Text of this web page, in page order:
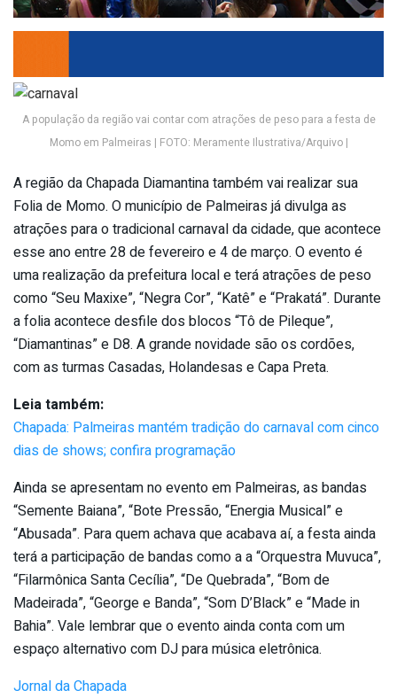
A população da região vai contar com atrações de peso para a festa de
Momo em Palmeiras | FOTO: Meramente Ilustrativa/Arquivo |
A região da Chapada Diamantina também vai realizar sua
Folia de Momo. O município de Palmeiras já divulga as
atrações para o tradicional carnaval da cidade, que acontece
esse ano entre 28 de fevereiro e 4 de março. O evento é
uma realização da prefeitura local e terá atrações de peso
como “Seu Maxixe”, “Negra Cor”, “Katê” e “Prakatá”. Durante
a folia acontece desfile dos blocos “Tô de Pileque”,
“Diamantinas” e D8. A grande novidade são os cordões,
com as turmas Casadas, Holandesas e Capa Preta.
Leia também:
Chapada: Palmeiras mantém tradição do carnaval com cinco
dias de shows; confira programação
Ainda se apresentam no evento em Palmeiras, as bandas
“Semente Baiana”, “Bote Pressão, “Energia Musical” e
“Abusada”. Para quem achava que acabava aí, a festa ainda
terá a participação de bandas como a a “Orquestra Muvuca”,
“Filarmônica Santa Cecília”, “De Quebrada”, “Bom de
Madeirada”, “George e Banda”, “Som D’Black” e “Made in
Bahia”. Vale lembrar que o evento ainda conta com um
espaço alternativo com DJ para música eletrônica.
Jornal da Chapada